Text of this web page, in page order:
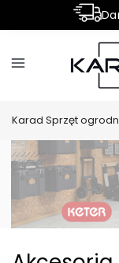
Karad Sprzęt